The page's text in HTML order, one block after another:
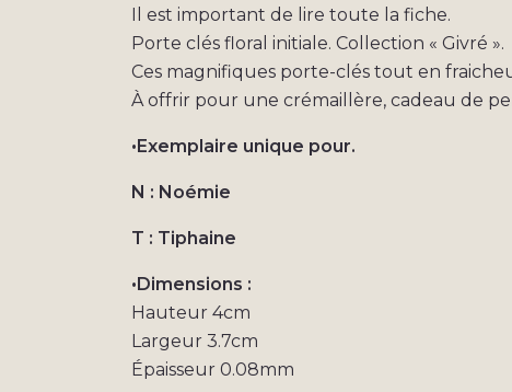
Il est important de lire toute la fiche.
Porte clés floral initiale. Collection « Givré ».
Ces magnifiques porte-clés tout en
À offrir pour une crémaillère, cadeau de
•Exemplaire unique pour.
N : Noémie
T : Tiphaine
•Dimensions :
Hauteur 4cm
Largeur 3.7cm
Épaisseur 0.08mm